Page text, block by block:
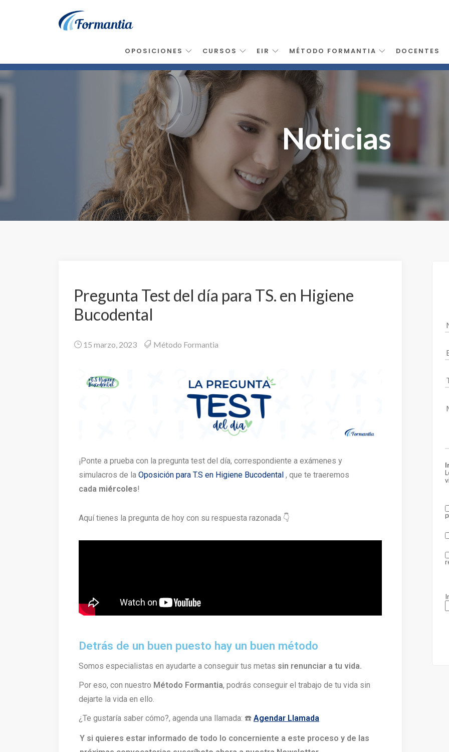
Noticias
Pregunta Test del día para TS. en Higiene
Bucodental
15 marzo, 2023 Método Formantia
¡Ponte a prueba con la pregunta test del día, correspondiente a exámenes y
simulacros de la Oposición para T.S en Higiene Bucodental , que te traeremos
cada miércoles!
Aquí tienes la pregunta de hoy con su respuesta razonada 👇
Detrás de un buen puesto hay un buen método
Somos especialistas en ayudarte a conseguir tus metas sin renunciar a tu vida.
Por eso, con nuestro Método Formantia, podrás conseguir el trabajo de tu vida sin
dejarte la vida en ello.
¿Te gustaría saber cómo?, agenda una llamada: ☎️ Agendar Llamada
Y si quieres estar informado de todo lo concerniente a este proceso y de las
OPOSICIONES CURSOS EIR MÉTODO FORMANTIA DOCENTES